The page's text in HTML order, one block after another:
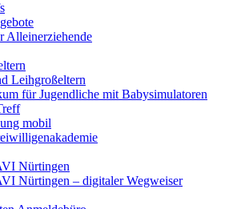
Alleinerziehende
Leihgroßeltern
für Jugendliche mit Babysimulatoren
mobil
Nürtingen
Nürtingen – digitaler Wegweiser